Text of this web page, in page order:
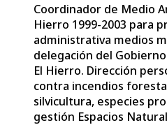
Coordinador de Medio
Hierro 1999-2003 para
administrativa medios
delegación del
El Hierro. Dirección
contra incendios
silvicultura, especies
gestión Espacios